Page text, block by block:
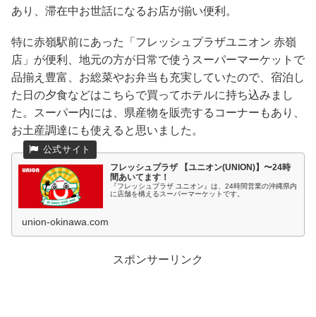
あり、滞在中お世話になるお店が揃い便利。
特に赤嶺駅前にあった「フレッシュプラザユニオン 赤嶺
店」が便利、地元の方が日常で使うスーパーマーケットで
品揃え豊富、お総菜やお弁当も充実していたので、宿泊し
た日の夕食などはこちらで買ってホテルに持ち込みまし
た。スーパー内には、県産物を販売するコーナーもあり、
お土産調達にも使えると思いました。
フレッシュプラザ 【ユニオン(UNION)】〜24時
間あいてます！
『フレッシュプラザ ユニオン』は、24時間営業の沖縄県内
に店舗を構えるスーパーマーケットです。
union-okinawa.com
スポンサーリンク